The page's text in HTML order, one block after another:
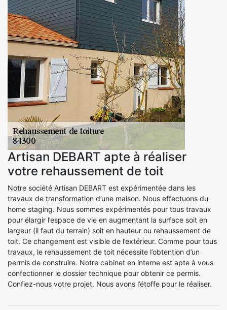
Artisan DEBART apte à réaliser
votre rehaussement de toit
Notre société Artisan DEBART est expérimentée dans les
travaux de transformation d’une maison. Nous effectuons du
home staging. Nous sommes expérimentés pour tous travaux
pour élargir l’espace de vie en augmentant la surface soit en
largeur (il faut du terrain) soit en hauteur ou rehaussement de
toit. Ce changement est visible de l’extérieur. Comme pour tous
travaux, le rehaussement de toit nécessite l’obtention d’un
permis de construire. Notre cabinet en interne est apte à vous
confectionner le dossier technique pour obtenir ce permis.
Confiez-nous votre projet. Nous avons l’étoffe pour le réaliser.